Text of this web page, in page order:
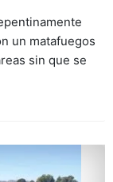
un matafuegos
sin que se